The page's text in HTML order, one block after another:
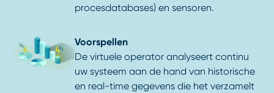
procesdatabases) en sensoren.
Voorspellen
De virtuele operator analyseert continu
uw systeem aan de hand van historische
en real-time gegevens die het verzamelt